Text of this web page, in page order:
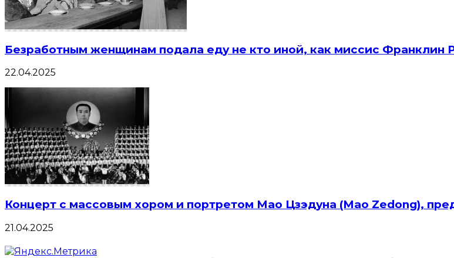
Безработным женщинам подала еду не кто иной, как миссис Франклин
22.04.2025
Концерт с массовым хором и портретом Мао Цзэдуна (Mao Zedong),
21.04.2025